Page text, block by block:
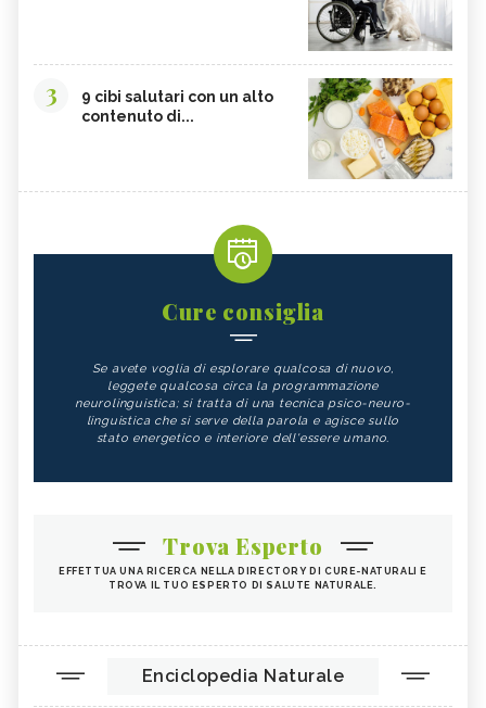
3
9 cibi salutari con un alto
contenuto di...
Cure consiglia
Se avete voglia di esplorare qualcosa di nuovo,
leggete qualcosa circa la programmazione
neurolinguistica; si tratta di una tecnica psico-neuro-
linguistica che si serve della parola e agisce sullo
stato energetico e interiore dell'essere umano.
Trova Esperto
EFFETTUA UNA RICERCA NELLA DIRECTORY DI CURE-NATURALI E
TROVA IL TUO ESPERTO DI SALUTE NATURALE.
Enciclopedia Naturale